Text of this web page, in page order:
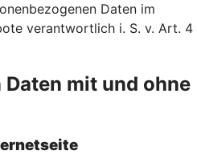
Daten im
verantwortlich i. S. v. Art. 4
mit und ohne